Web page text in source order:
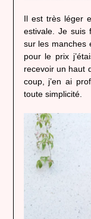
Il est très léger
estivale. Je suis
sur les manches
pour le prix
recevoir un haut
coup, j’en ai
toute simplicité.